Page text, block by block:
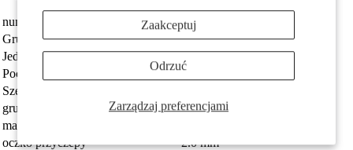
Zarządzaj preferencjami
Zaakceptuj
Odrzuć
numer zamówienia
525451
Grupa docelowa
Mężczyźni
Jednostka
sztuka
Pochodzenie
Made in Germany
Szerokość
grubość materiału
2.1 mm
marka
oczko przyczepy
2.0 mm